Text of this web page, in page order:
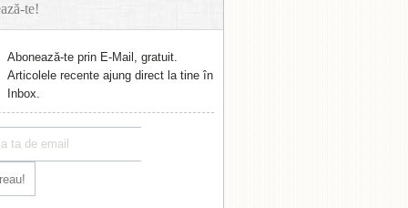
te!
Abonează-te prin E-Mail, gratuit.
Articolele recente ajung direct la tine în
Inbox.